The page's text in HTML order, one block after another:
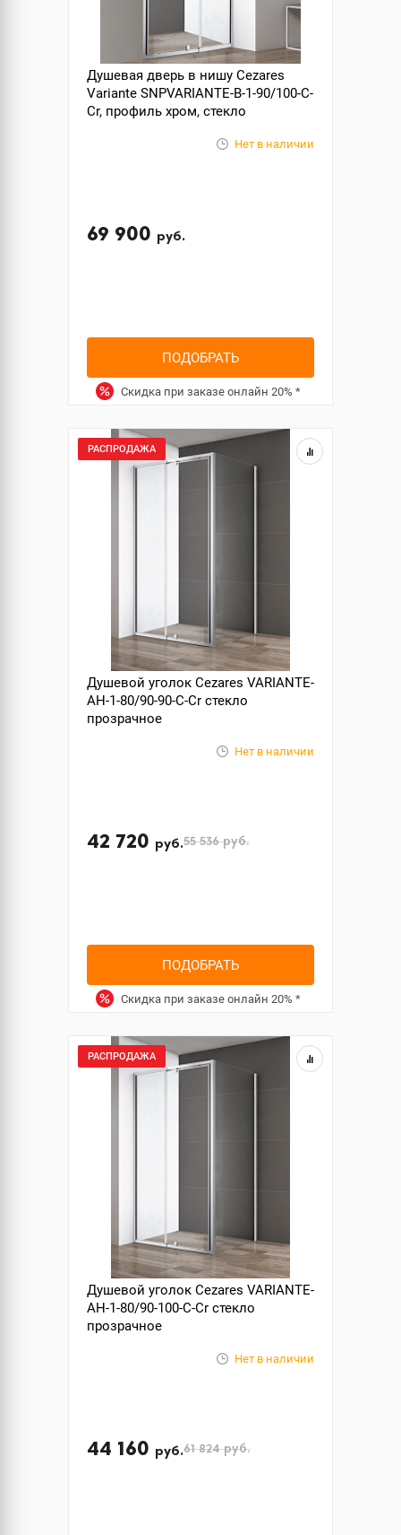
Душевая дверь в нишу Cezares
Variante SNPVARIANTE-B-1-90/100-C-
Cr, профиль хром, стекло
Нет в наличии
69 900 руб.
ПОДОБРАТЬ
Скидка при заказе онлайн 20% *
РАСПРОДАЖА
Душевой уголок Cezares VARIANTE-
AH-1-80/90-90-C-Cr стекло
прозрачное
Нет в наличии
42 720 руб.55 536руб.
ПОДОБРАТЬ
Скидка при заказе онлайн 20% *
РАСПРОДАЖА
Душевой уголок Cezares VARIANTE-
AH-1-80/90-100-C-Cr стекло
прозрачное
Нет в наличии
44 160 руб.61 824руб.